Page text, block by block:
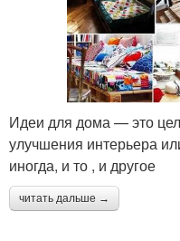
Идеи для дома — это
улучшения интерьера
иногда, и то , и другое
читать дальше →